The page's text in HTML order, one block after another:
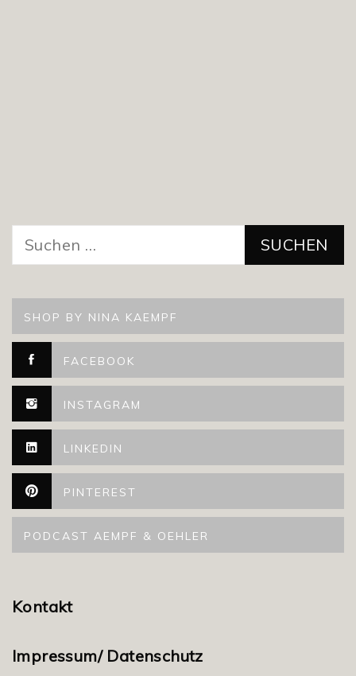
nach:
SHOP BY NINA KAEMPF
FACEBOOK
INSTAGRAM
LINKEDIN
PINTEREST
PODCAST AEMPF & OEHLER
Kontakt
Impressum/ Datenschutz